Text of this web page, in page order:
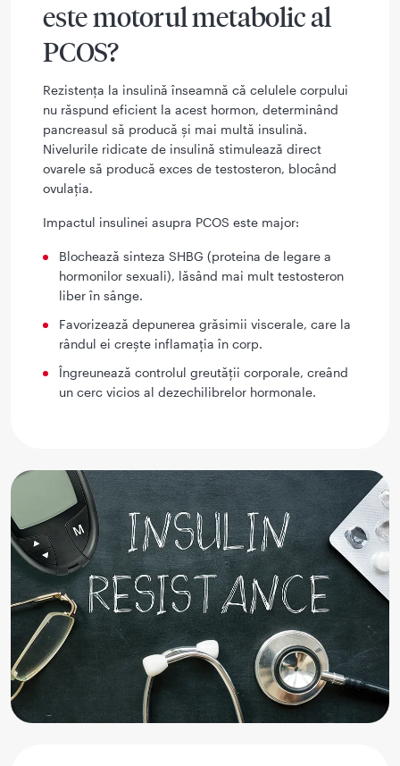
este motorul metabolic al
PCOS?
Rezistența la insulină înseamnă că celulele corpului
nu răspund eficient la acest hormon, determinând
pancreasul să producă și mai multă insulină.
Nivelurile ridicate de insulină stimulează direct
ovarele să producă exces de testosteron, blocând
ovulația.
Impactul insulinei asupra PCOS este major:
Blochează sinteza SHBG (proteina de legare a
hormonilor sexuali), lăsând mai mult testosteron
liber în sânge.
Favorizează depunerea grăsimii viscerale, care la
rândul ei crește inflamația în corp.
Îngreunează controlul greutății corporale, creând
un cerc vicios al dezechilibrelor hormonale.